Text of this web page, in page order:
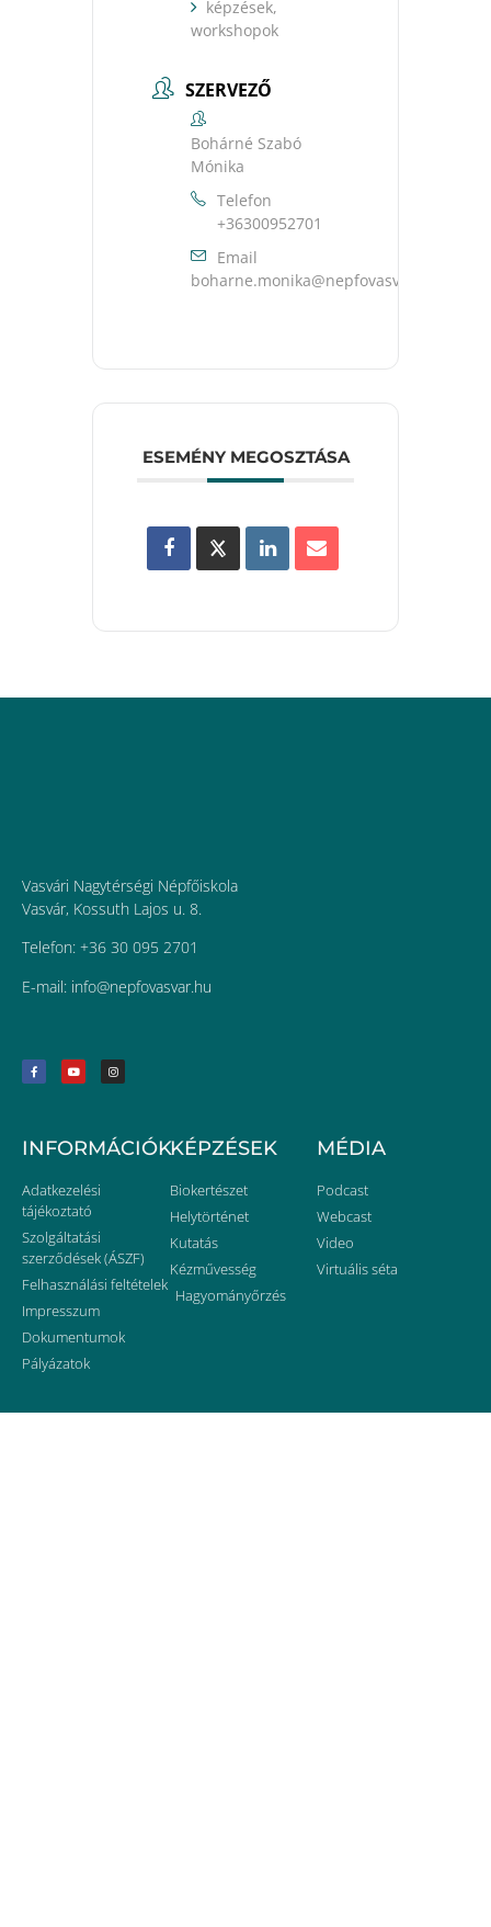
képzések,
workshopok
SZERVEZŐ
Bohárné Szabó
Mónika
Telefon
+36300952701
Email
uh.ravsavofpen@akinom.enrahob
ESEMÉNY MEGOSZTÁSA
Vasvári Nagytérségi Népfőiskola
Vasvár, Kossuth Lajos u. 8.
Telefon: +36 30 095 2701
E-mail: uh.ravsavofpen@ofni
INFORMÁCIÓK
Adatkezelési
tájékoztató
Szolgáltatási
szerződések (ÁSZF)
Felhasználási feltételek
Impresszum
Dokumentumok
Pályázatok
KÉPZÉSEK
Biokertészet
Helytörténet
Kutatás
Kézművesség
Hagyományőrzés
MÉDIA
Podcast
Webcast
Video
Virtuális séta